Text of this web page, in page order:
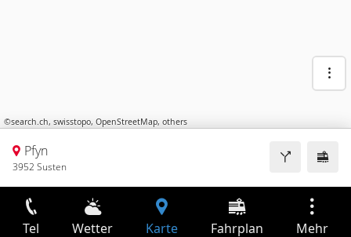
©search.ch, swisstopo, OpenStreetMap, others
Pfyn
3952 Susten
Tel Wetter Karte Fahrplan Mehr